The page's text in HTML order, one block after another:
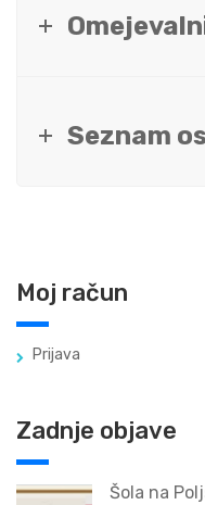
Seznam
Moj račun
Prijava
Zadnje objave
Šola na